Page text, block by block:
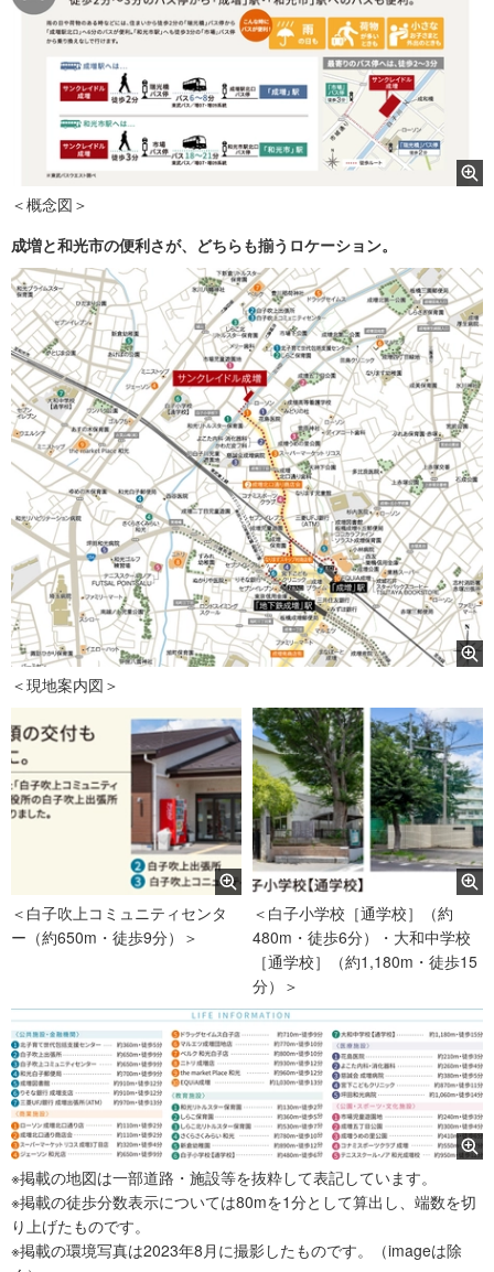
＜概念図＞
成増と和光市の便利さが、どちらも揃うロケーション。
＜現地案内図＞
＜白子吹上コミュニティセンタ
ー（約650m・徒歩9分）＞
＜白子小学校［通学校］（約
480m・徒歩6分）・大和中学校
［通学校］（約1,180m・徒歩15
分）＞
※掲載の地図は一部道路・施設等を抜粋して表記しています。
※掲載の徒歩分数表示については80mを1分として算出し、端数を切
り上げたものです。
※掲載の環境写真は2023年8月に撮影したものです。（imageは除